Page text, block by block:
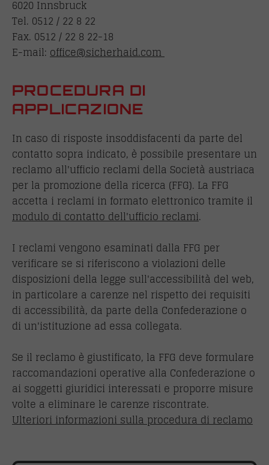
6020 Innsbruck
Tel. 0512 / 22 8 22
Fax. 0512 / 22 8 22-18
E-mail: office@sicherhaid.com
PROCEDURA DI
APPLICAZIONE
In caso di risposte insoddisfacenti da parte del
contatto sopra indicato, è possibile presentare un
reclamo all'ufficio reclami della Società austriaca
per la promozione della ricerca (FFG). La FFG
accetta i reclami in formato elettronico tramite il
modulo di contatto dell'ufficio reclami.
I reclami vengono esaminati dalla FFG per
verificare se si riferiscono a violazioni delle
disposizioni della legge sull'accessibilità del web,
in particolare a carenze nel rispetto dei requisiti
di accessibilità, da parte della Confederazione o
di un'istituzione ad essa collegata.
Se il reclamo è giustificato, la FFG deve formulare
raccomandazioni operative alla Confederazione o
ai soggetti giuridici interessati e proporre misure
volte a eliminare le carenze riscontrate.
Ulteriori informazioni sulla procedura di reclamo